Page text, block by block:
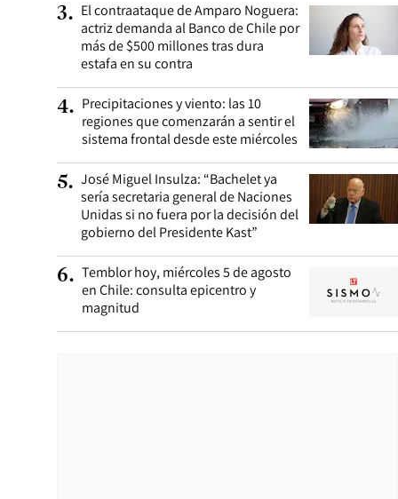
3. El contraataque de Amparo Noguera:
actriz demanda al Banco de Chile por
más de $500 millones tras dura
estafa en su contra
4. Precipitaciones y viento: las 10
regiones que comenzarán a sentir el
sistema frontal desde este miércoles
5. José Miguel Insulza: “Bachelet ya
sería secretaria general de Naciones
Unidas si no fuera por la decisión del
gobierno del Presidente Kast”
6. Temblor hoy, miércoles 5 de agosto
en Chile: consulta epicentro y
magnitud